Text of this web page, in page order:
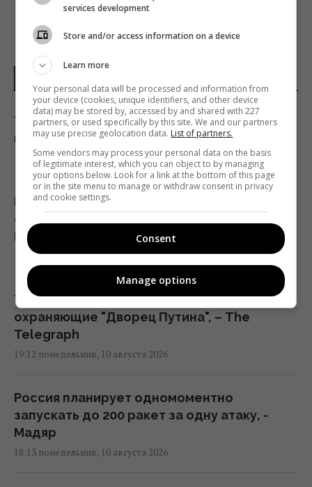
НОВОСТИ УКРАИНЫ
Топ-менеджер известного магазина
косметики погибла в ДТП
21:17 понедельник, 10 августа 2026
В Одесской области разбился военный
самолет, пилот катапультировался, -
Воздушные силы
20:44 понедельник, 10 августа 2026
Украина уничтожает средства ПВО,
охраняющие "Дворец Путина", – The
Telegraph
19:12 понедельник, 10 августа 2026
Россия планирует одномоментно
запускать до 200 ракет за одну атаку, -
Мадяр
18:13 понедельник, 10 августа 2026
services development
Store and/or access information on a device
Learn more
Your personal data will be processed and information from
your device (cookies, unique identifiers, and other device
data) may be stored by, accessed by and shared with 227
partners, or used specifically by this site. We and our partners
may use precise geolocation data. List of partners.
Some vendors may process your personal data on the basis
of legitimate interest, which you can object to by managing
your options below. Look for a link at the bottom of this page
or in the site menu to manage or withdraw consent in privacy
and cookie settings.
Consent
Manage options